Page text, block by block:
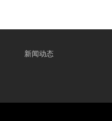
新闻动态